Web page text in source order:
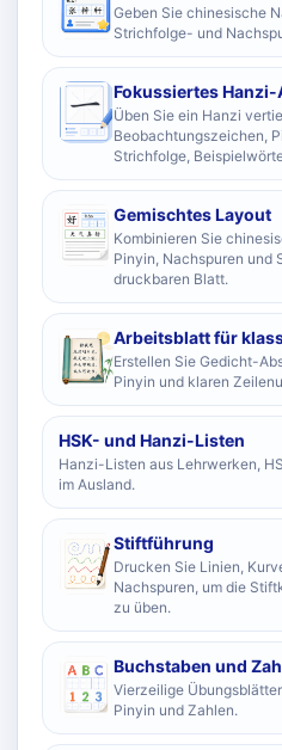
Geben Sie chinesische
Strichfolge- und
Fokussiertes
Üben Sie ein Hanzi
Beobachtungszeichen,
Strichfolge,
Gemischtes Layout
Kombinieren Sie
Pinyin, Nachspuren und
druckbaren Blatt.
Arbeitsblatt für
Erstellen Sie Gedicht-
Pinyin und klaren
HSK- und Hanzi-Listen
Hanzi-Listen aus Lehrwerken,
im Ausland.
Stiftführung
Drucken Sie Linien,
Nachspuren, um die
zu üben.
Buchstaben und
Vierzeilige
Pinyin und Zahlen.